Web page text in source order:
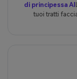
di principessa AI
tuoi tratti